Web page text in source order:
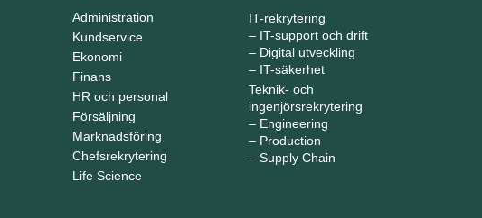
Administration
Kundservice
Ekonomi
Finans
HR och personal
Försäljning
Marknadsföring
Chefsrekrytering
Life Science
IT-rekrytering
– IT-support och drift
– Digital utveckling
– IT-säkerhet
Teknik- och
ingenjörsrekrytering
– Engineering
– Production
– Supply Chain